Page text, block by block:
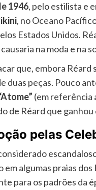
1946, pelo estilista e
, no Oceano
Estados Unidos.
na moda e na
que, embora
duas peças. Pouco
(em referência
de Réard que
pelas
em algumas praias
para os padrões da